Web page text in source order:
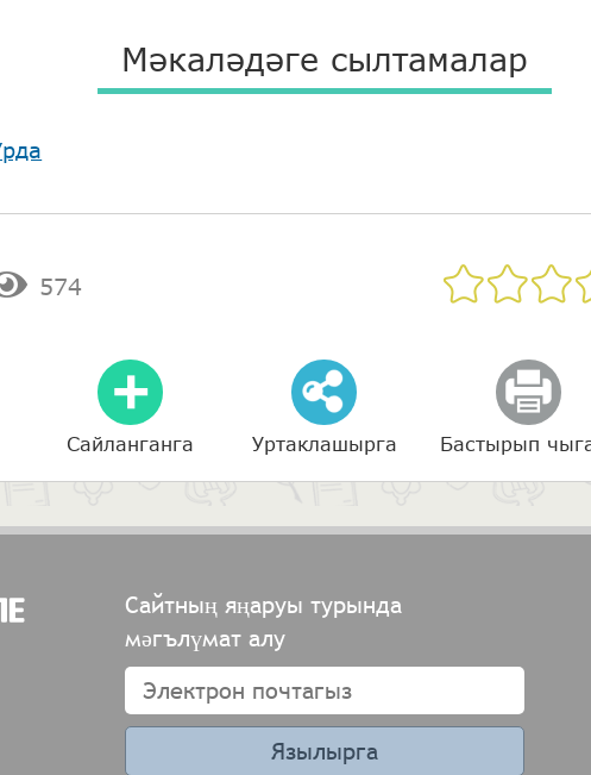
Мәкаләдәге сылтамалар
574
Сайланганга Уртаклашырга Бастырып
Сайтның яңаруы турында
мәгълүмат алу
Язылырга